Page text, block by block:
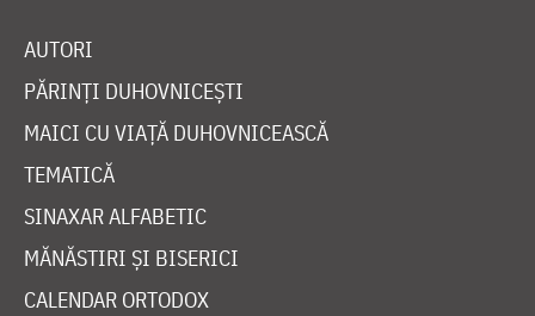
AUTORI
PĂRINȚI DUHOVNICEȘTI
MAICI CU VIAȚĂ DUHOVNICEASCĂ
TEMATICĂ
SINAXAR ALFABETIC
MĂNĂSTIRI ȘI BISERICI
CALENDAR ORTODOX